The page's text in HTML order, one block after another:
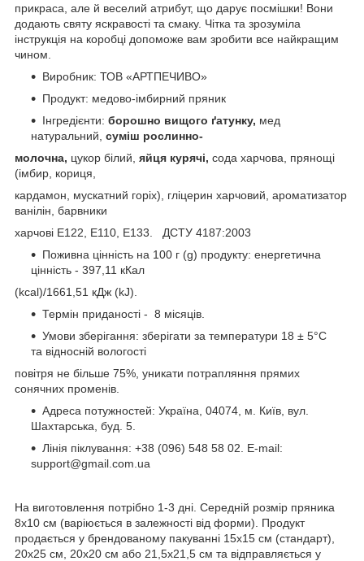
прикраса, але й веселий атрибут, що дарує посмішки! Вони
додають святу яскравості та смаку. Чітка та зрозуміла
інструкція на коробці допоможе вам зробити все найкращим
чином.
Виробник: ТОВ «АРТПЕЧИВО»
Продукт: медово-імбирний пряник
Інгредієнти: борошно вищого ґатунку, мед
натуральний, суміш рослинно-
молочна, цукор білий, яйця курячі, сода харчова, прянощі
(імбир, кориця,
кардамон, мускатний горіх), гліцерин харчовий, ароматизатор
ванілін, барвники
харчові Е122, E110, E133. ДСТУ 4187:2003
Поживна цінність на 100 г (g) продукту: енергетична
цінність - 397,11 кКал
(kcal)/1661,51 кДж (kJ).
Термін приданості - 8 місяців.
Умови зберігання: зберігати за температури 18 ± 5°C
та відносній вологості
повітря не більше 75%, уникати потрапляння прямих
сонячних променів.
Адреса потужностей: Україна, 04074, м. Київ, вул.
Шахтарська, буд. 5.
Лінія піклування: +38 (096) 548 58 02. E-mail:
support@gmail.com.ua
На виготовлення потрібно 1-3 дні. Cередній розмір пряника
8х10 см (варіюється в залежності від форми). Продукт
продається у брендованому пакуванні 15х15 см (стандарт),
20х25 см, 20х20 см або 21,5х21,5 см та відправляється у